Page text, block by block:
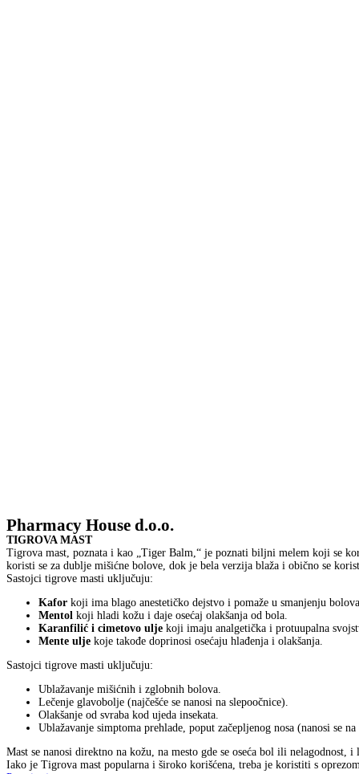
Pharmacy House d.o.o.
TIGROVA MAST
Tigrova mast, poznata i kao „Tiger Balm,“ je poznati biljni melem koji se
koristi se za dublje mišićne bolove, dok je bela verzija blaža i obično se
Sastojci tigrove masti uključuju:
Kafor koji ima blago anestetičko dejstvo i pomaže u smanjenju
Mentol koji hladi kožu i daje osećaj olakšanja od bola.
Karanfilić i cimetovo ulje koji imaju analgetička i protuupalna
Mente ulje koje takođe doprinosi osećaju hlađenja i olakšanja.
Sastojci tigrove masti uključuju:
Ublažavanje mišićnih i zglobnih bolova.
Lečenje glavobolje (najčešće se nanosi na slepoočnice).
Olakšanje od svraba kod ujeda insekata.
Ublažavanje simptoma prehlade, poput začepljenog nosa (nanosi se
Mast se nanosi direktno na kožu, na mesto gde se oseća bol ili
Iako je Tigrova mast popularna i široko korišćena, treba je koristiti s